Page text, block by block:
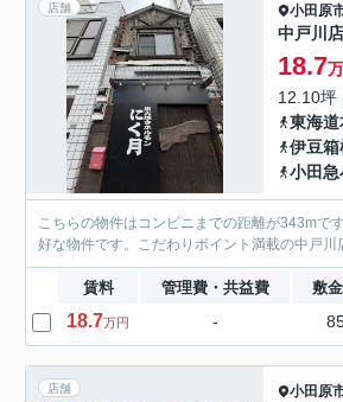
店舗 小田原
中戸川
18.7
12.10坪
東海道
伊豆
小田
こちらの物件はコンビニまでの距離が343mで
好な物件です。こだわりポイント満載の中戸川
賃料 管理費・共益費 敷
18.7万円 -
店舗 小田原